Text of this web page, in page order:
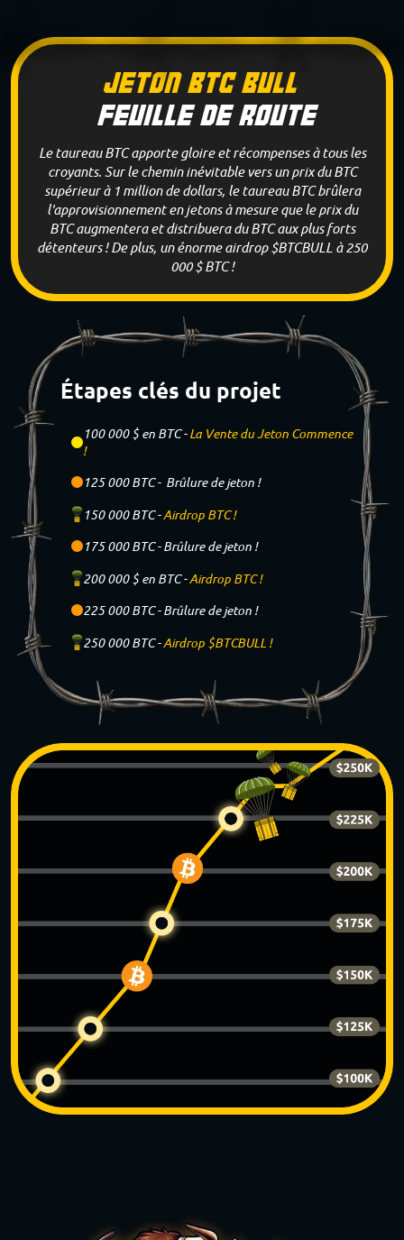
Jeton BTC Bull
Feuille De Route
Le taureau BTC apporte gloire et récompenses à tous les
croyants. Sur le chemin inévitable vers un prix du BTC
supérieur à 1 million de dollars, le taureau BTC brûlera
l'approvisionnement en jetons à mesure que le prix du
BTC augmentera et distribuera du BTC aux plus forts
détenteurs ! De plus, un énorme airdrop $BTCBULL à 250
000 $ BTC !
Étapes clés du projet
100 000 $ en BTC -La Vente du Jeton Commence
!
125 000 BTC - Brûlure de jeton !
150 000 BTC -Airdrop BTC !
175 000 BTC -Brûlure de jeton !
200 000 $ en BTC -Airdrop BTC !
225 000 BTC -Brûlure de jeton !
250 000 BTC -Airdrop $BTCBULL !